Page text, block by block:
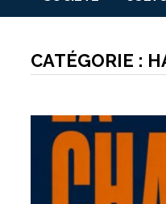
CATÉGORIE :